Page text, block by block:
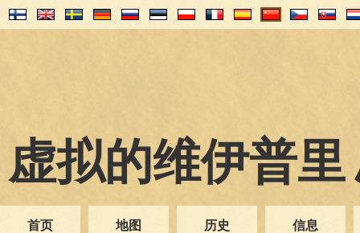
虚拟的维伊普里
首页 地图 历史 信息